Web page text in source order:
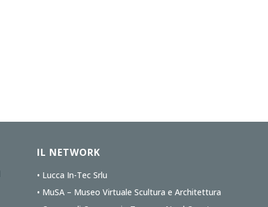
IL NETWORK
• Lucca In-Tec Srlu
• MuSA – Museo Virtuale Scultura e Architettura